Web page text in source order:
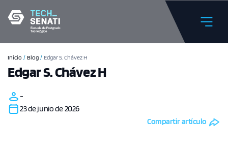
Inicio / Blog / Edgar S. Chávez H
Edgar S. Chávez H
-
23 de junio de 2026
Compartir artículo